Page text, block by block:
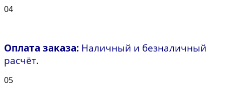
04
Оплата заказа: Наличный и безналичный
расчёт.
05